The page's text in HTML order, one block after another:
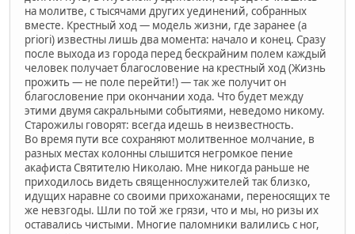
на молитве, с тысячами других уединений, собранных
вместе. Крестный ход — модель жизни, где заранее (а
priori) известны лишь два момента: начало и конец. Сразу
после выхода из города перед бескрайним полем каждый
человек получает благословение на крестный ход (Жизнь
прожить — не поле перейти!) — так же получит он
благословение при окончании хода. Что будет между
этими двумя сакральными событиями, неведомо никому.
Старожилы говорят: всегда идешь в неизвестность.
Во время пути все сохраняют молитвенное молчание, в
разных местах колонны слышится негромкое пение
акафиста Святителю Николаю. Мне никогда раньше не
приходилось видеть священнослужителей так близко,
идущих наравне со своими прихожанами, переносящих те
же невзгоды. Шли по той же грязи, что и мы, но ризы их
оставались чистыми. Многие паломники валились с ног,